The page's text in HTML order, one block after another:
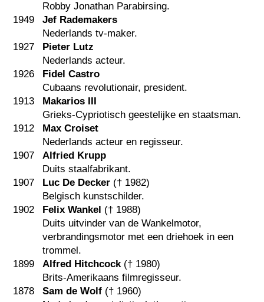
Robby Jonathan Parabirsing.
1949
Jef Rademakers
Nederlands tv-maker.
1927
Pieter Lutz
Nederlands acteur.
1926
Fidel Castro
Cubaans revolutionair, president.
1913
Makarios III
Grieks-Cypriotisch geestelijke en staatsman.
1912
Max Croiset
Nederlands acteur en regisseur.
1907
Alfried Krupp
Duits staalfabrikant.
1907
Luc De Decker († 1982)
Belgisch kunstschilder.
1902
Felix Wankel († 1988)
Duits uitvinder van de Wankelmotor,
verbrandingsmotor met een driehoek in een
trommel.
1899
Alfred Hitchcock(† 1980)
Brits-Amerikaans filmregisseur.
1878
Sam de Wolf († 1960)